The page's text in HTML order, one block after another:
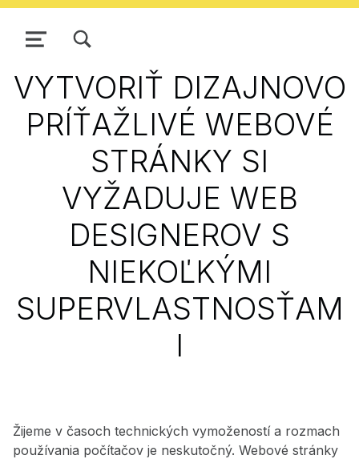
NAVIGÁCIA
VYTVORIŤ DIZAJNOVO
PRÍŤAŽLIVÉ WEBOVÉ
STRÁNKY SI
VYŽADUJE WEB
DESIGNEROV S
NIEKOĽKÝMI
SUPERVLASTNOSŤAM
I
Žijeme v časoch technických vymožeností a rozmach
používania počítačov je neskutočný. Webové stránky